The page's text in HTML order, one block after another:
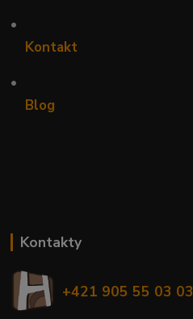
•
Kontakt
•
Blog
Kontakty
+421 905 55 03 03